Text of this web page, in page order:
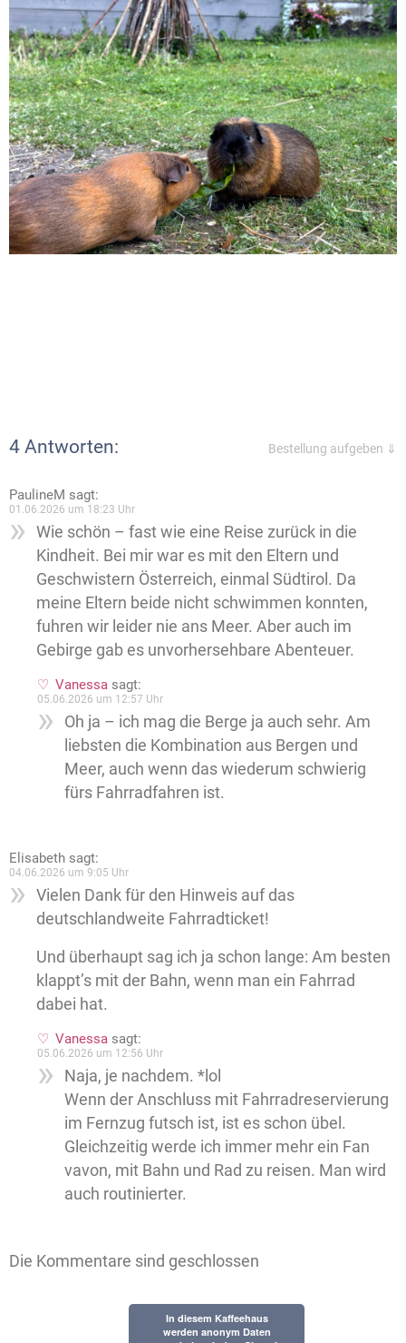
4 Antworten: Bestellung aufgeben ⇓
PaulineM sagt:
01.06.2026 um 18:23 Uhr
Wie schön – fast wie eine Reise zurück in die
Kindheit. Bei mir war es mit den Eltern und
Geschwistern Österreich, einmal Südtirol. Da
meine Eltern beide nicht schwimmen konnten,
fuhren wir leider nie ans Meer. Aber auch im
Gebirge gab es unvorhersehbare Abenteuer.
Vanessa sagt:
05.06.2026 um 12:57 Uhr
Oh ja – ich mag die Berge ja auch sehr. Am
liebsten die Kombination aus Bergen und
Meer, auch wenn das wiederum schwierig
fürs Fahrradfahren ist.
Elisabeth sagt:
04.06.2026 um 9:05 Uhr
Vielen Dank für den Hinweis auf das
deutschlandweite Fahrradticket!
Und überhaupt sag ich ja schon lange: Am besten
klappt’s mit der Bahn, wenn man ein Fahrrad
dabei hat.
Vanessa sagt:
05.06.2026 um 12:56 Uhr
Naja, je nachdem. *lol
Wenn der Anschluss mit Fahrradreservierung
im Fernzug futsch ist, ist es schon übel.
Gleichzeitig werde ich immer mehr ein Fan
vavon, mit Bahn und Rad zu reisen. Man wird
auch routinierter.
Die Kommentare sind geschlossen
In diesem Kaffeehaus
werden anonym Daten